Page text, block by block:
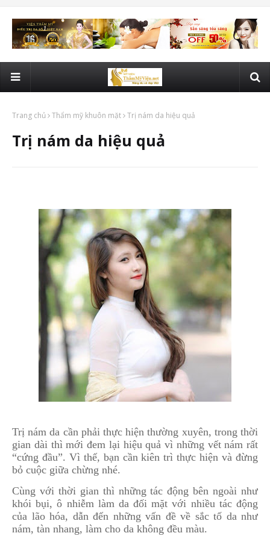
Trang chủ Thẩm mỹ khuôn mặt Trị nám da hiệu quả
Trị nám da hiệu quả
Trị nám da cần phải thực hiện thường xuyên, trong thời
gian dài thì mới đem lại hiệu quả vì những vết nám rất
“cứng đầu”. Vì thế, bạn cần kiên trì thực hiện và đừng
bỏ cuộc giữa chừng nhé.
Cùng với thời gian thì những tác động bên ngoài như
khói bụi, ô nhiễm làm da đối mặt với nhiều tác động
của lão hóa, dẫn đến những vấn đề về sắc tố da như
nám, tàn nhang, làm cho da không đều màu.